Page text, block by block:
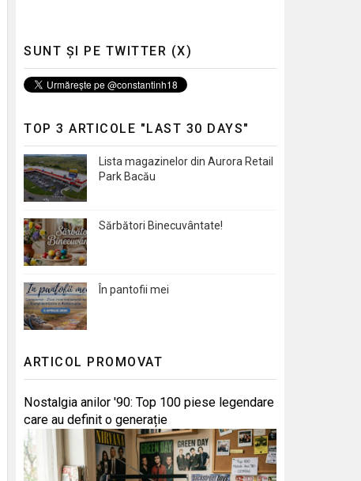
SUNT ȘI PE TWITTER (X)
TOP 3 ARTICOLE "LAST 30 DAYS"
Lista magazinelor din Aurora Retail
Park Bacău
Sărbători Binecuvântate!
În pantofii mei
ARTICOL PROMOVAT
Nostalgia anilor '90: Top 100 piese legendare
care au definit o generație